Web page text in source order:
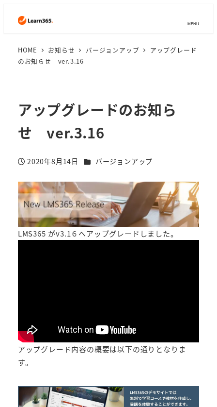
MENU
HOME お知らせ バージョンアップ
アップグレード
のお知らせ ver.3.16
アップグレードのお知ら
せ ver.3.16
投稿日
2020年8月14日 カテゴリー
バージョンアップ
LMS365 がv3.1６へアップグレードしました。
アップグレード内容の概要は以下の通りとなりま
す。